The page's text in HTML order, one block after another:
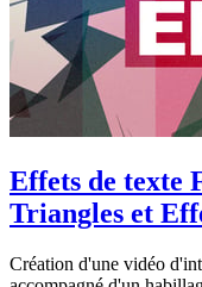
Effets de texte
Triangles et
Création d'une vidéo